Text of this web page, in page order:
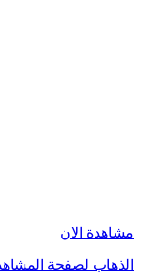
مشاهدة الان
الذهاب لصفحة